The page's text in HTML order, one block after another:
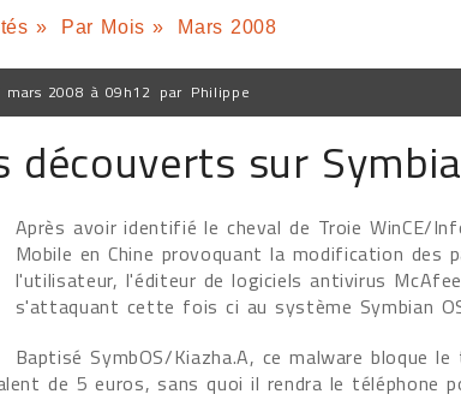
» Par Mois » Mars 2008
mars 2008 à 09h12 par Philippe
découverts sur
Après avoir identifié le cheval de Troie WinCE/
Mobile en Chine provoquant la modification des
l'utilisateur, l'éditeur de logiciels antivirus
s'attaquant cette fois ci au système Symbian
Baptisé SymbOS/Kiazha.A, ce malware bloque
de 5 euros, sans quoi il rendra le téléphone